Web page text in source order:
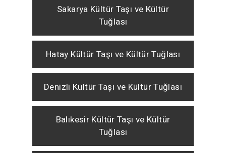
Sakarya Kültür Taşı ve Kültür
Tuğlası
Hatay Kültür Taşı ve Kültür Tuğlası
Denizli Kültür Taşı ve Kültür Tuğlası
Balıkesir Kültür Taşı ve Kültür
Tuğlası